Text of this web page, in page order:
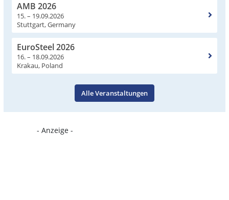
AMB 2026
15. – 19.09.2026
Stuttgart, Germany
EuroSteel 2026
16. – 18.09.2026
Krakau, Poland
Alle Veranstaltungen
- Anzeige -